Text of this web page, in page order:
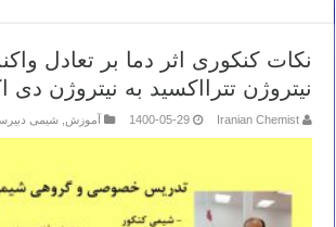
نکات کنکوری اثر دما بر تعادل
نیتروژن تترااکسید به نیتروژن دی
Iranian Chemist
1400-05-29 آموزش شیمی